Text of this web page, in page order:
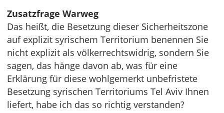
Zusatzfrage Warweg
Das heißt, die Besetzung dieser Sicherheitszone
auf explizit syrischem Territorium benennen Sie
nicht explizit als völkerrechtswidrig, sondern Sie
sagen, das hänge davon ab, was für eine
Erklärung für diese wohlgemerkt unbefristete
Besetzung syrischen Territoriums Tel Aviv Ihnen
liefert, habe ich das so richtig verstanden?